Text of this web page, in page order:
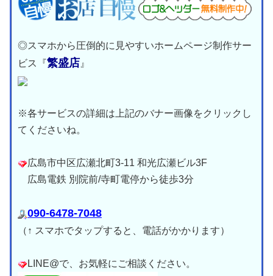
◎スマホから圧倒的に見やすいホームページ制作サー
ビス『繁盛店 』
※各サービスの詳細は上記のバナー画像をクリックし
てくださいね。
広島市中区広瀬北町3-11 和光広瀬ビル3F
広島電鉄 別院前/寺町電停から徒歩3分
090-6478-7048
（↑ スマホでタップすると、電話がかかります）
LINE@で、お気軽にご相談ください。